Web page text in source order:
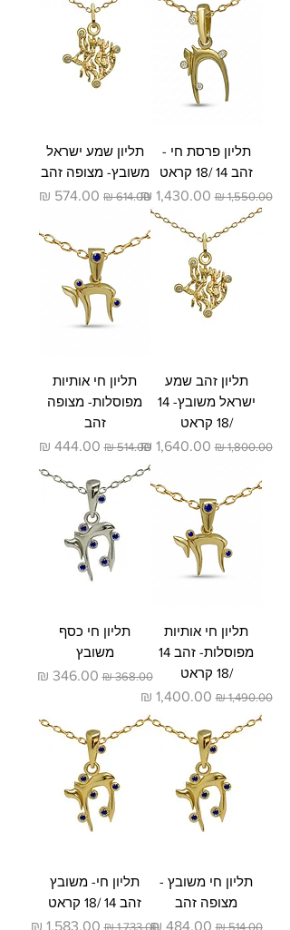
תליון פרסת חי -
זהב 14 /18 קראט
מחיר רגיל‏1,550.00 ‏₪ מחיר מבצע
תליון שמע ישראל
משובץ- מצופה זהב
מחיר רגילמחיר מבצע
תליון זהב שמע
ישראל משובץ- 14
/18 קראט
מחיר רגיל‏1,800.00 ‏₪ מחיר מבצע
תליון חי אותיות
מפוסלות- מצופה
זהב
מחיר רגיל‏514.00 ‏₪ מחיר מבצע
תליון חי אותיות
מפוסלות- זהב 14
/18 קראט
מחיר רגיל‏1,490.00 ‏₪ מחיר מבצע
תליון חי כסף
משובץ
מחיר רגיל‏368.00 ‏₪ מחיר מבצע
תליון חי משובץ -
מצופה זהב
מחיר רגיל‏514.00 ‏₪ מחיר מבצע
תליון חי- משובץ
זהב 14 /18 קראט
מחיר רגיל‏1,733.00 ‏₪ מחיר מבצע